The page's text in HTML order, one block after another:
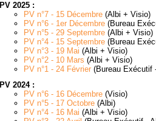
PV 2025 :
PV n°7 - 15 Décembre (Albi + Visio)
PV n°6 - 1er Décembre (Bureau
PV n°5 - 29 Septembre (Albi + Visio)
PV n°4 - 15 Septembre (Bureau
PV n°3 - 19 Mai (Albi + Visio)
PV n°2 - 10 Mars (Albi + Visio)
PV n°1 - 24 Février (Bureau Exécutif
PV 2024 :
PV n°6 - 16 Décembre (Visio)
PV n°5 - 17 Octobre (Albi)
PV n°4 - 16 Mai (Albi + Visio)